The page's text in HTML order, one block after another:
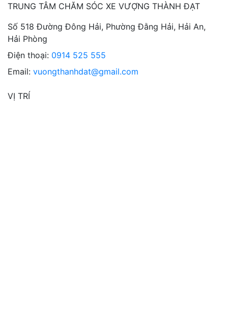
TRUNG TÂM CHĂM SÓC XE VƯỢNG THÀNH ĐẠT
Số 518 Đường Đông Hải, Phường Đằng Hải, Hải An,
Hải Phòng
Điện thoại: 0914 525 555
Email: vuongthanhdat@gmail.com
VỊ TRÍ